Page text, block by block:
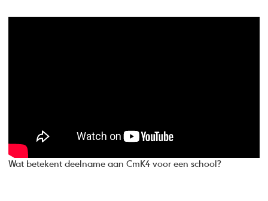
Wat betekent deelname aan CmK4 voor een school?